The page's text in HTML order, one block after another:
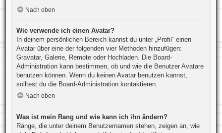
Nach oben
Wie verwende ich einen Avatar?
In deinem persönlichen Bereich kannst du unter „Profil“ einen
Avatar über eine der folgenden vier Methoden hinzufügen:
Gravatar, Galerie, Remote oder Hochladen. Die Board-
Administration kann bestimmen, ob und wie die Benutzer Avatare
benutzen können. Wenn du keinen Avatar benutzen kannst,
solltest du die Board-Administration kontaktieren.
Nach oben
Was ist mein Rang und wie kann ich ihn ändern?
Ränge, die unter deinem Benutzernamen stehen, zeigen an, wie